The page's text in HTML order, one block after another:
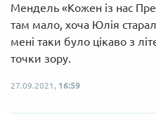
Мендель «Кожен із нас
там мало, хоча Юлія
мені таки було цікаво з
точки зору.
27.09.2021, 16:59